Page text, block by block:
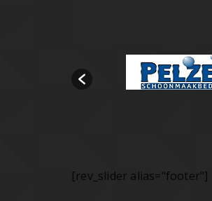
[rev_slider alias="footer"]